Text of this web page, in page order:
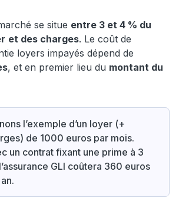
se situe entre 3 et 4 % du
et des charges. Le coût de
loyers impayés dépend de
, et en premier lieu du montant du
l’exemple d’un loyer (+
de 1000 euros par mois.
un contrat fixant une prime à 3
GLI coûtera 360 euros